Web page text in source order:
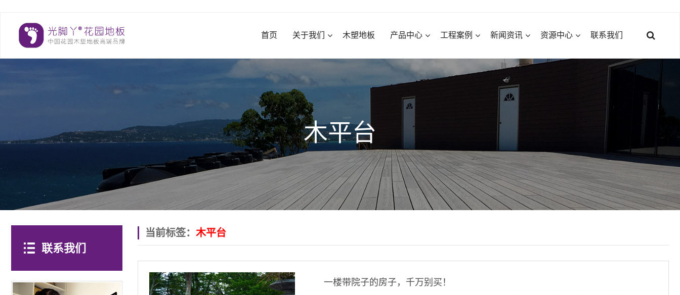
首页 关于我们 木塑地板 产品中心 工程案例 新闻资讯 资源中心 联系我们
木平台
联系我们
当前标签： 木平台
一楼带院子的房子，千万别买！